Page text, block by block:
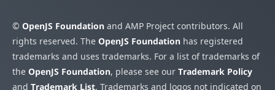
© OpenJS Foundation and AMP Project contributors. All
rights reserved. The OpenJS Foundation has registered
trademarks and uses trademarks. For a list of trademarks of
the OpenJS Foundation, please see our Trademark Policy
and Trademark List. Trademarks and logos not indicated on